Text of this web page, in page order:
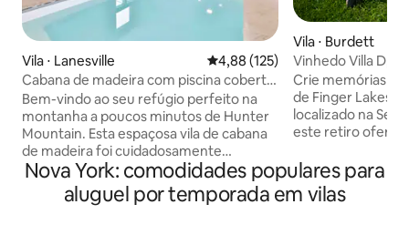
Vila ⋅ Lanesville 4,88 de uma avaliação média de
4,88 (125)
Cabana de madeira com piscina coberta
ao pé da montanha Hunter
Bem-vindo ao seu refúgio perfeito na
montanha a poucos minutos de Hunter
Mountain. Esta espaçosa vila de cabana
de madeira foi cuidadosamente
projetada para viagens inesquecíveis em
grupo, acomodando confortavelmente
até 22 hóspedes com 9 quartos e 3
Vila ⋅ Burdett
Vinhedo Villa D,
vinícolas
Crie memórias
de Finger Lakes.
localizado na
este retiro
paisagens
Saboreie,
volte ao conforto
Nova York: comodidades populares para
aluguel por temporada em vilas